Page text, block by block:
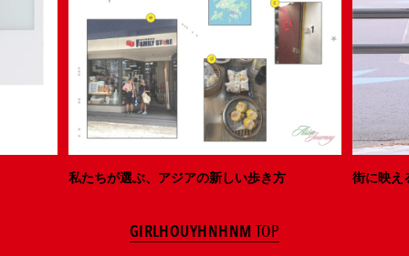
私たちが選ぶ、アジアの新しい歩き方 街に映え
GIRLHOUYHNHNM TOP